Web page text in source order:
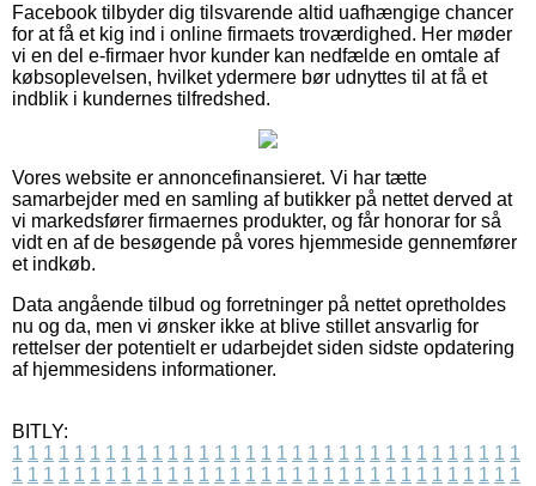
Facebook tilbyder dig tilsvarende altid uafhængige chancer
for at få et kig ind i online firmaets troværdighed. Her møder
vi en del e-firmaer hvor kunder kan nedfælde en omtale af
købsoplevelsen, hvilket ydermere bør udnyttes til at få et
indblik i kundernes tilfredshed.
Vores website er annoncefinansieret. Vi har tætte
samarbejder med en samling af butikker på nettet derved at
vi markedsfører firmaernes produkter, og får honorar for så
vidt en af de besøgende på vores hjemmeside gennemfører
et indkøb.
Data angående tilbud og forretninger på nettet opretholdes
nu og da, men vi ønsker ikke at blive stillet ansvarlig for
rettelser der potentielt er udarbejdet siden sidste opdatering
af hjemmesidens informationer.
BITLY:
1 1 1 1 1 1 1 1 1 1 1 1 1 1 1 1 1 1 1 1 1 1 1 1 1 1 1 1 1 1 1 1 1
1 1 1 1 1 1 1 1 1 1 1 1 1 1 1 1 1 1 1 1 1 1 1 1 1 1 1 1 1 1 1 1 1